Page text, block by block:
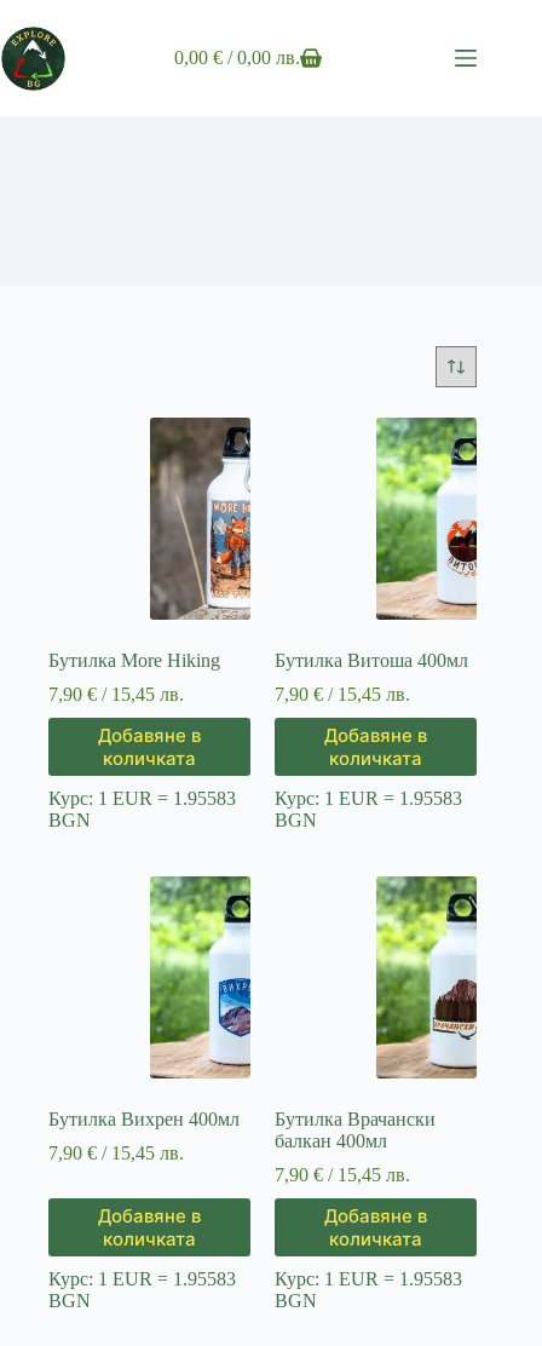
to
content
Shopping
0,00€ / 0,00 лв.
Бутилка More Hiking
7,90 € / 15,45 лв.
Добавяне в
количката
Курс: 1 EUR = 1.95583
BGN
Бутилка Витоша 400мл
7,90€ / 15,45 лв.
Добавяне в
количката
Курс: 1 EUR = 1.95583
BGN
Бутилка Вихрен 400мл
7,90 € / 15,45 лв.
Добавяне в
количката
Курс: 1 EUR = 1.95583
BGN
Бутилка Врачански
балкан 400мл
7,90€ / 15,45 лв.
Добавяне в
количката
Курс: 1 EUR = 1.95583
BGN